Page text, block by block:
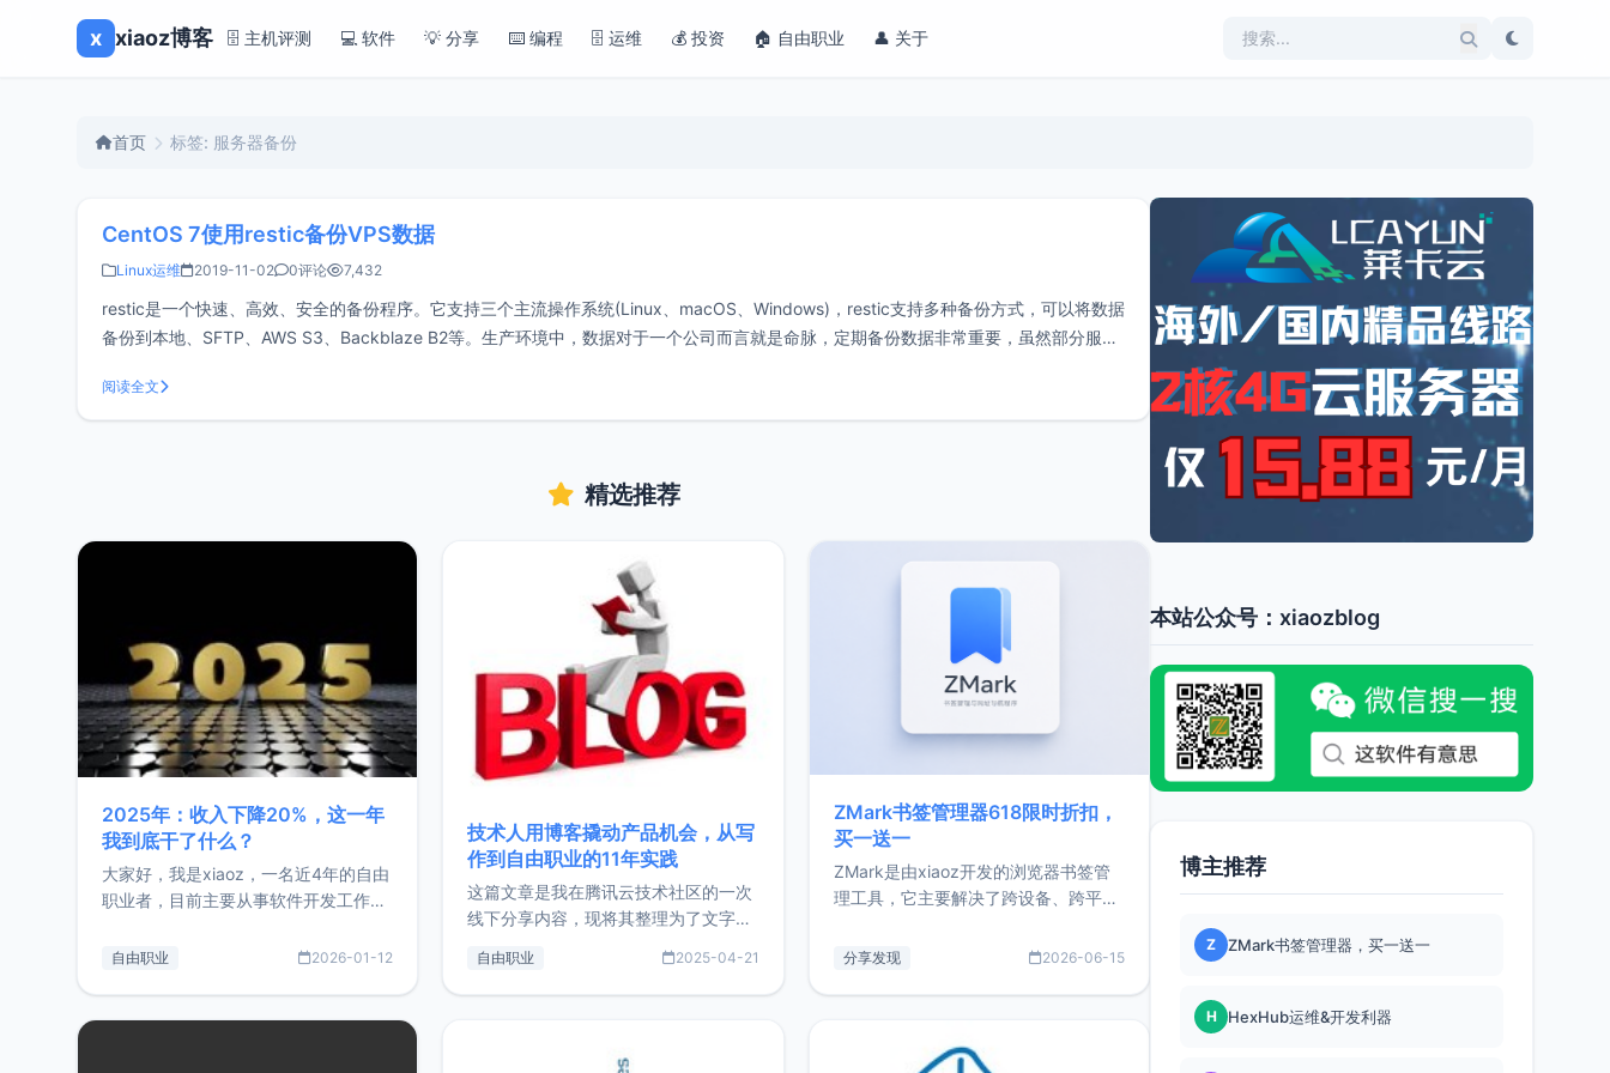
x xiaoz博客 🗄️ 主机评测 💻 软件 💡 分享 ⌨️ 编程 🗄️ 运维 💰 投资 🏠 自由职业 👤 关于
首页 标签: 服务器备份
CentOS 7使用restic备份VPS数据
Linux运维 2019-11-02 0评论 7,432
restic是一个快速、高效、安全的备份程序。它支持三个主流操作系统(Linux、macOS、Windows)，restic支持多种备份方式，可以将数据
备份到本地、SFTP、AWS S3、Backblaze B2等。生产环境中，数据对于一个公司而言就是命脉，定期备份数据非常重要，虽然部分服务
阅读全文
精选推荐
2025年：收入下降20%，这一年
我到底干了什么？
大家好，我是xiaoz，一名近4年的自由
职业者，目前主要从事软件开发工作。
的总结，内容主要包括：工作、学习、
自由职业 2026-01-12
技术人用博客撬动产品机会，从写
作到自由职业的11年实践
这篇文章是我在腾讯云技术社区的一次
线下分享内容，现将其整理为了文字
版，分享了写博客11年来的经历，以及
通过博客过渡到做产品和走向自由职业
的一个小故事。文中还首次公开了我的
自由职业 2025-04-21
ZMark书签管理器618限时折扣，
买一送一
ZMark是由xiaoz开发的浏览器书签管
理工具，它主要解决了跨设备、跨平
做到一处部署、随处访问。同时，它还
量级： 使用Bun + Hono.js
分享发现 2026-06-15
本站公众号：xiaozblog
博主推荐
Z ZMark书签管理器，买一送一
H HexHub运维&开发利器